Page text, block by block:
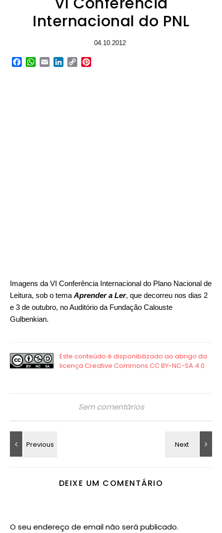
Internacional do PNL
04.10.2012
Facebook
WhatsApp
EmailLinkedIn
Copy
Imagens da VI Conferência Internacional do Plano Nacional de
Leitura, sob o tema Aprender a Ler, que decorreu nos dias 2
e 3 de outubro, no Auditório da Fundação Calouste
Gulbenkian.
Sem comentários
DEIXE UM COMENTÁRIO
O seu endereço de email não será publicado.